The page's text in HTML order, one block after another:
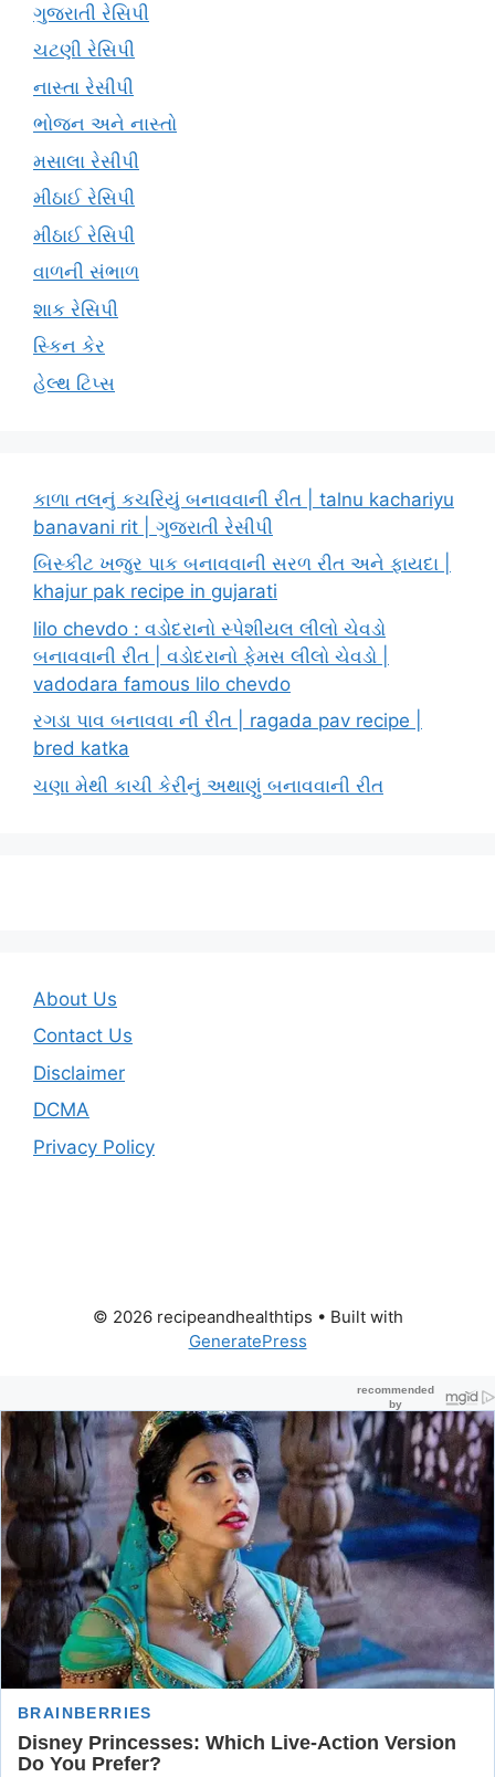
ગુજરાતી રેસિપી
ચટણી રેસિપી
નાસ્તા રેસીપી
ભોજન અને નાસ્તો
મસાલા રેસીપી
મીઠાઈ રેસિપી
મીઠાઈ રેસિપી
વાળની સંભાળ
શાક રેસિપી
સ્કિન કેર
હેલ્થ ટિપ્સ
કાળા તલનું કચરિયું બનાવવાની રીત | talnu kachariyu
banavani rit | ગુજરાતી રેસીપી
બિસ્કીટ ખજુર પાક બનાવવાની સરળ રીત અને ફાયદા |
khajur pak recipe in gujarati
lilo chevdo : વડોદરાનો સ્પેશીયલ લીલો ચેવડો
બનાવવાની રીત | વડોદરાનો ફેમસ લીલો ચેવડો |
vadodara famous lilo chevdo
રગડા પાવ બનાવવા ની રીત | ragada pav recipe |
bred katka
ચણા મેથી કાચી કેરીનું અથાણું બનાવવાની રીત
About Us
Contact Us
Disclaimer
DCMA
Privacy Policy
© 2026 recipeandhealthtips • Built with
GeneratePress